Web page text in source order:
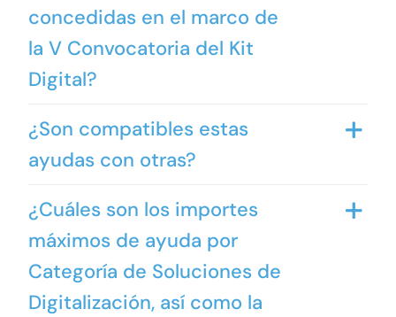
concedidas en el marco de
la V Convocatoria del Kit
Digital?
¿Son compatibles estas
ayudas con otras?
¿Cuáles son los importes
máximos de ayuda por
Categoría de Soluciones de
Digitalización, así como la